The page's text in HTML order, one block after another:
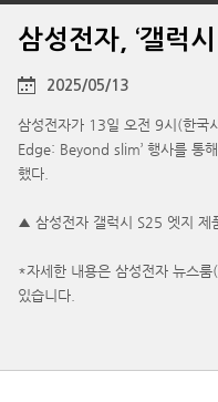
삼성전자, ‘갤럭
2025/05/13
삼성전자가 13일 오전 9시(한국
Edge: Beyond slim’ 행사를 통
했다.
▲ 삼성전자 갤럭시 S25 엣지 제
*자세한 내용은 삼성전자 뉴스룸(
있습니다.